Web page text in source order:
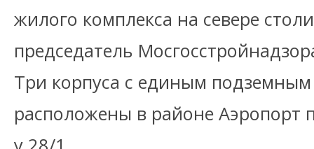
жилого комплекса на севере
председатель
Три корпуса с единым
расположены в районе Аэропорт